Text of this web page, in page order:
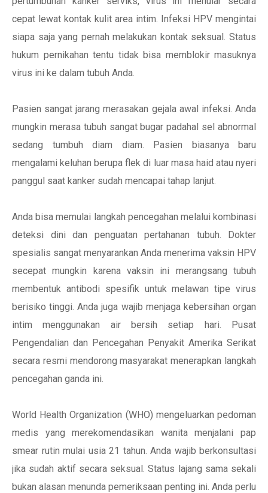
cepat lewat kontak kulit area intim. Infeksi HPV mengintai
siapa saja yang pernah melakukan kontak seksual. Status
hukum pernikahan tentu tidak bisa memblokir masuknya
virus ini ke dalam tubuh Anda.
Pasien sangat jarang merasakan gejala awal infeksi. Anda
mungkin merasa tubuh sangat bugar padahal sel abnormal
sedang tumbuh diam diam. Pasien biasanya baru
mengalami keluhan berupa flek di luar masa haid atau nyeri
panggul saat kanker sudah mencapai tahap lanjut.
Anda bisa memulai langkah pencegahan melalui kombinasi
deteksi dini dan penguatan pertahanan tubuh. Dokter
spesialis sangat menyarankan Anda menerima vaksin HPV
secepat mungkin karena vaksin ini merangsang tubuh
membentuk antibodi spesifik untuk melawan tipe virus
berisiko tinggi. Anda juga wajib menjaga kebersihan organ
intim menggunakan air bersih setiap hari. Pusat
Pengendalian dan Pencegahan Penyakit Amerika Serikat
secara resmi mendorong masyarakat menerapkan langkah
pencegahan ganda ini.
World Health Organization (WHO) mengeluarkan pedoman
medis yang merekomendasikan wanita menjalani pap
smear rutin mulai usia 21 tahun. Anda wajib berkonsultasi
jika sudah aktif secara seksual. Status lajang sama sekali
bukan alasan menunda pemeriksaan penting ini. Anda perlu